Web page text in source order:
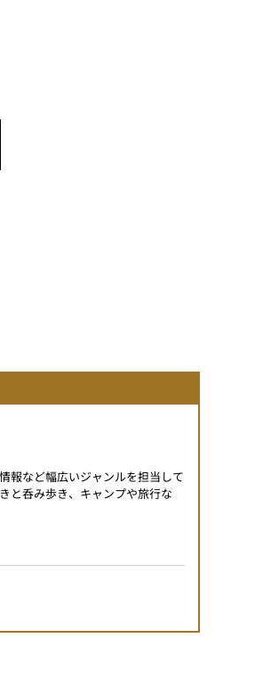
報など幅広いジャンルを担当して
と呑み歩き、キャンプや旅行な